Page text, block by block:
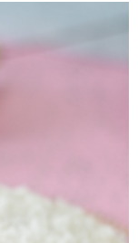
astea putred de
pe tot in albul ce-a